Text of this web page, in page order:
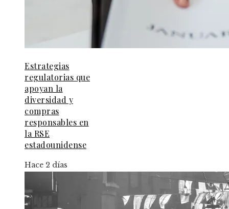
Estrategias
regulatorias que
apoyan la
diversidad y
compras
responsables en
la RSE
estadounidense
Hace 2 días